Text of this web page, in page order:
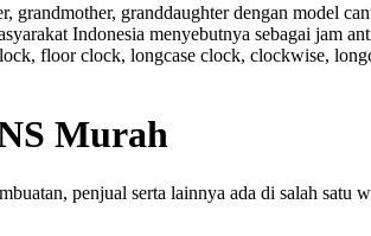
grandmother, granddaughter dengan model
Indonesia menyebutnya sebagai jam
floor clock, longcase clock, clockwise,
Murah
penjual serta lainnya ada di salah satu